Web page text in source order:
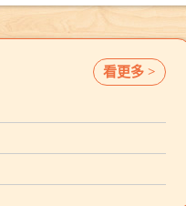
題的能力：故事貼近
感，透過故事思考問
題解決的方法。 特色
4.想像與創造力：跟
著主角認識神奇作用
與奇遇的故事，想像
獎記錄】 ★入選2022
百大暢銷書 ★連續三
打破框架、翻轉童話
故事新結局，好看好
媽、兩個哥哥搬進一
間舊平房， 院子裡盡
是枯木和比人還高的
雜草。 經過許久的費
心整理，庭院逐漸多
了枸杞、南瓜，以及
上的料理也起了變
魚、用院子野菜做的
榨檸檬汁，再偷挖一
看更多 >